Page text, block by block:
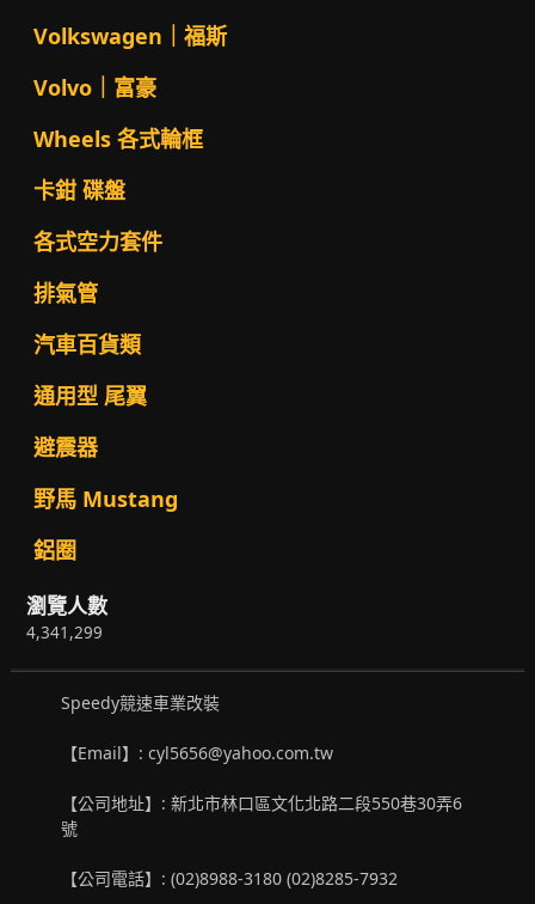
Volkswagen｜福斯
Volvo｜富豪
Wheels 各式輪框
卡鉗 碟盤
各式空力套件
排氣管
汽車百貨類
通用型 尾翼
避震器
野馬 Mustang
鋁圈
瀏覽人數
4,341,299
Speedy競速車業改裝
【Email】: cyl5656@yahoo.com.tw
【公司地址】: 新北市林口區文化北路二段550巷30弄6
號
【公司電話】: (02)8988-3180 (02)8285-7932